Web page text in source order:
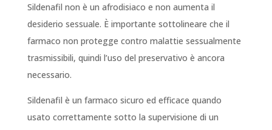
Sildenafil non è un afrodisiaco e non aumenta il
desiderio sessuale. È importante sottolineare che il
farmaco non protegge contro malattie sessualmente
trasmissibili, quindi l’uso del preservativo è ancora
necessario.
Sildenafil è un farmaco sicuro ed efficace quando
usato correttamente sotto la supervisione di un